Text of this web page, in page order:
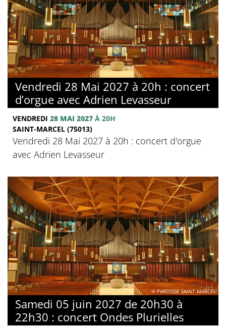
Vendredi 28 Mai 2027 à 20h : concert
d’orgue avec Adrien Levasseur
VENDREDI 28 MAI 2027 À 20H
SAINT-MARCEL (75013)
Vendredi 28 Mai 2027 à 20h : concert d'orgue
avec Adrien Levasseur
© PAROISSE SAINT MARCEL
Samedi 05 juin 2027 de 20h30 à
22h30 : concert Ondes Plurielles